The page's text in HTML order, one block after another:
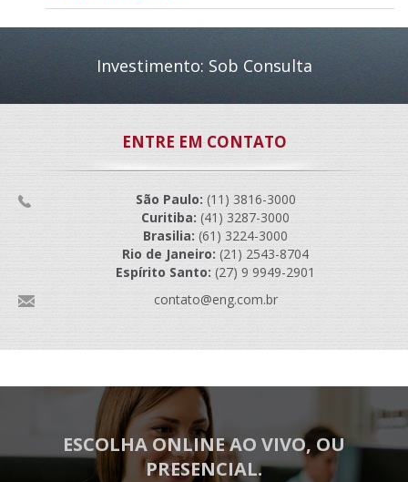
Investimento: Sob Consulta
ENTRE EM CONTATO
São Paulo: (11) 3816-3000
Curitiba: (41) 3287-3000
Brasilia: (61) 3224-3000
Rio de Janeiro: (21) 2543-8704
Espírito Santo: (27) 9 9949-2901
contato@eng.com.br
ESCOLHA ONLINE AO VIVO, OU
PRESENCIAL.